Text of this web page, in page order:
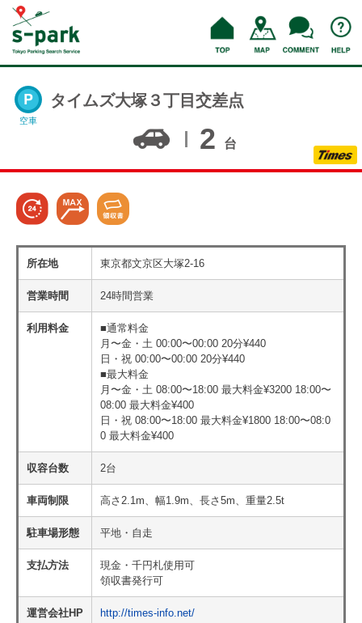
空車
タイムズ大塚３丁目交差点
2 台
所在地 東京都文京区大塚2-16
営業時間 24時間営業
利用料金
■通常料金
月〜金・土 00:00〜00:00 20分¥440
日・祝 00:00〜00:00 20分¥440
■最大料金
月〜金・土 08:00〜18:00 最大料金¥3200 18:00〜
08:00 最大料金¥400
日・祝 08:00〜18:00 最大料金¥1800 18:00〜08:0
0 最大料金¥400
収容台数 2台
車両制限 高さ2.1m、幅1.9m、長さ5m、重量2.5t
駐車場形態 平地・自走
支払方法
現金・千円札使用可
領収書発行可
運営会社HP http://times-info.net/